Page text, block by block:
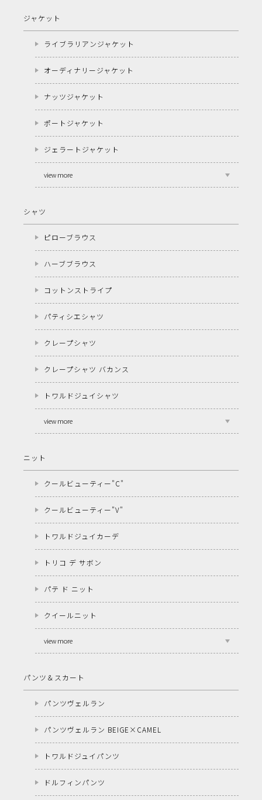
ジャケット
ライブラリアンジャケット
オーディナリージャケット
ナッツジャケット
ポートジャケット
ジェラートジャケット
view more
シャツ
ピローブラウス
ハーブブラウス
コットンストライプ
パティシエシャツ
クレープシャツ
クレープシャツ バカンス
トワルドジュイシャツ
view more
ニット
クールビューティー"C"
クールビューティー"V"
トワルドジュイカーデ
トリコ デ サボン
パテ ド ニット
クイールニット
view more
パンツ＆スカート
パンツヴェルラン
パンツヴェルラン BEIGE×CAMEL
トワルドジュイパンツ
ドルフィンパンツ